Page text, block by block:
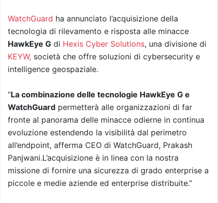
WatchGuard ha annunciato l’acquisizione della
tecnologia di rilevamento e risposta alle minacce
HawkEye G di Hexis Cyber Solutions, una divisione di
KEYW, società che offre soluzioni di cybersecurity e
intelligence geospaziale.
“La combinazione delle tecnologie HawkEye G e
WatchGuard permetterà alle organizzazioni di far
fronte al panorama delle minacce odierne in continua
evoluzione estendendo la visibilità dal perimetro
all’endpoint, afferma CEO di WatchGuard, Prakash
Panjwani.L’acquisizione è in linea con la nostra
missione di fornire una sicurezza di grado enterprise a
piccole e medie aziende ed enterprise distribuite.”